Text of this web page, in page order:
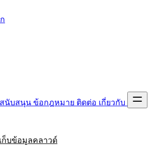
นับสนุน ข้อกฎหมาย ติดต่อ เกี่ยวกับ
ก็บข้อมูลคลาวด์